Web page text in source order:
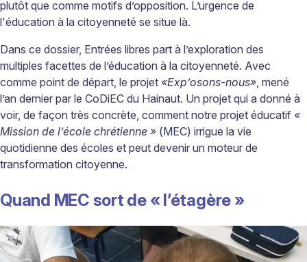
plutôt que comme motifs d’opposition. L’urgence de
l'éducation à la citoyenneté se situe là.
Dans ce dossier, Entrées libres part à l’exploration des
multiples facettes de l’éducation à la citoyenneté. Avec
comme point de départ, le projet «Exp’osons-nous», mené
l’an dernier par le CoDiEC du Hainaut. Un projet qui a donné à
voir, de façon très concrète, comment notre projet éducatif «
Mission de l’école chrétienne » (MEC) irrigue la vie
quotidienne des écoles et peut devenir un moteur de
transformation citoyenne.
Quand MEC sort de « l’étagère »